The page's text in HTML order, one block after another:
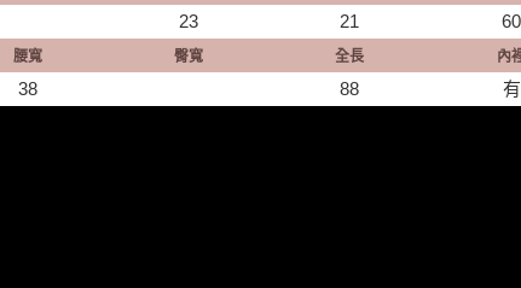
23 21 60
腰寬
臀寬 全長 內
38 88 有